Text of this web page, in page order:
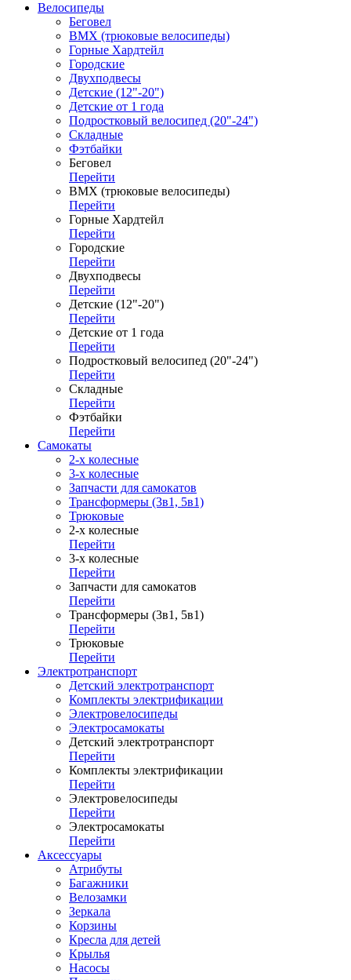
Велосипеды
Беговел
ВМХ (трюковые велосипеды)
Горные Хардтейл
Городские
Двухподвесы
Детские (12"-20")
Детские от 1 года
Подростковый велосипед (20"-24")
Складные
Фэтбайки
Беговел
Перейти
ВМХ (трюковые велосипеды)
Перейти
Горные Хардтейл
Перейти
Городские
Перейти
Двухподвесы
Перейти
Детские (12"-20")
Перейти
Детские от 1 года
Перейти
Подростковый велосипед (20"-24")
Перейти
Складные
Перейти
Фэтбайки
Перейти
Самокаты
2-х колесные
3-х колесные
Запчасти для самокатов
Трансформеры (3в1, 5в1)
Трюковые
2-х колесные
Перейти
3-х колесные
Перейти
Запчасти для самокатов
Перейти
Трансформеры (3в1, 5в1)
Перейти
Трюковые
Перейти
Электротранспорт
Детский электротранспорт
Комплекты электрификации
Электровелосипеды
Электросамокаты
Детский электротранспорт
Перейти
Комплекты электрификации
Перейти
Электровелосипеды
Перейти
Электросамокаты
Перейти
Аксессуары
Атрибуты
Багажники
Велозамки
Зеркала
Корзины
Кресла для детей
Крылья
Насосы